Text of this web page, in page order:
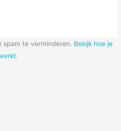
spam te verminderen. Bekijk hoe je
.